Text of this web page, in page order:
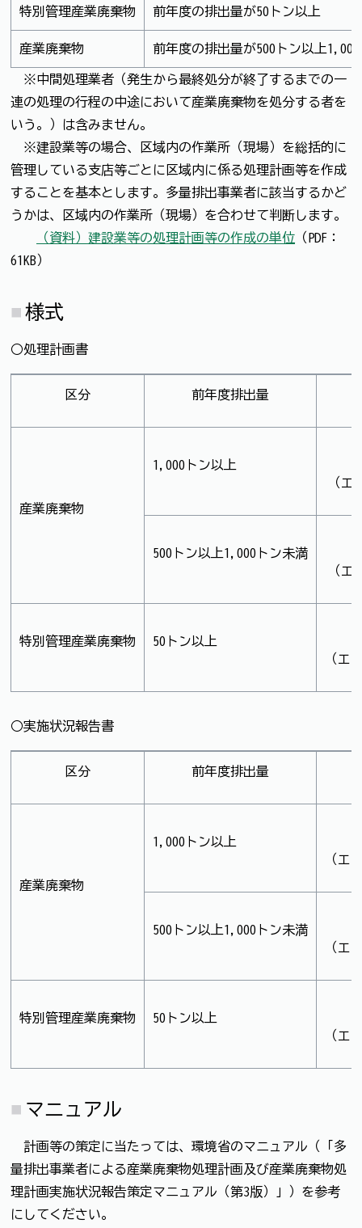
特別管理産業廃棄物 前年度の排出量が50トン以上
産業廃棄物 前年度の排出量が500トン以上
※中間処理業者（発生から最終処分が終了するまでの一
連の処理の行程の中途において産業廃棄物を処分する者を
いう。）は含みません。
※建設業等の場合、区域内の作業所（現場）を総括的に
管理している支店等ごとに区域内に係る処理計画等を作成
することを基本とします。多量排出事業者に該当するかど
うかは、区域内の作業所（現場）を合わせて判断します。
（資料）建設業等の処理計画等の作成の単位 （PDF：
61KB）
様式
○処理計画書
区分 前年度排出量
産業廃棄物
1,000トン以上
（エ
500トン以上1,000トン未満
（エ
特別管理産業廃棄物
50トン以上
（エ
○実施状況報告書
区分 前年度排出量
産業廃棄物
1,000トン以上
（エ
500トン以上1,000トン未満
（エ
特別管理産業廃棄物 50トン以上
（エ
マニュアル
計画等の策定に当たっては、環境省のマニュアル（「多
量排出事業者による産業廃棄物処理計画及び産業廃棄物処
理計画実施状況報告策定マニュアル（第3版）」）を参考
にしてください。